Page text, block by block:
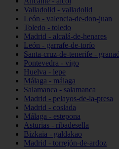
Valladolid - valladolid
León - valencia-de-don-juan
Toledo - toledo
Madrid - alcalá-de-henares
León - garrafe-de-torío
Santa-cruz-de-tenerife -
Pontevedra - vigo
Huelva - lepe
Málaga - málaga
Salamanca - salamanca
Madrid - pelayos-de-la-presa
Madrid - coslada
Málaga - estepona
Asturias - ribadesella
Bizkaia - galdakao
Madrid - torrejón-de-ardoz